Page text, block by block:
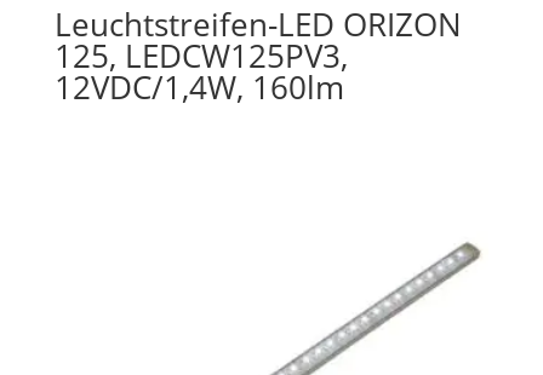
Leuchtstreifen-LED ORIZON
125, LEDCW125PV3,
12VDC/1,4W, 160lm